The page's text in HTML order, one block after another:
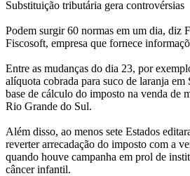
Substituição tributária gera controvérsias
Podem surgir 60 normas em um dia, diz
Fiscosoft, empresa que fornece
Entre as mudanças do dia 23, por
alíquota cobrada para suco de laranja em
base de cálculo do imposto na venda de
Rio Grande do Sul.
Além disso, ao menos sete Estados
reverter arrecadação do imposto com a
quando houve campanha em prol de
câncer infantil.